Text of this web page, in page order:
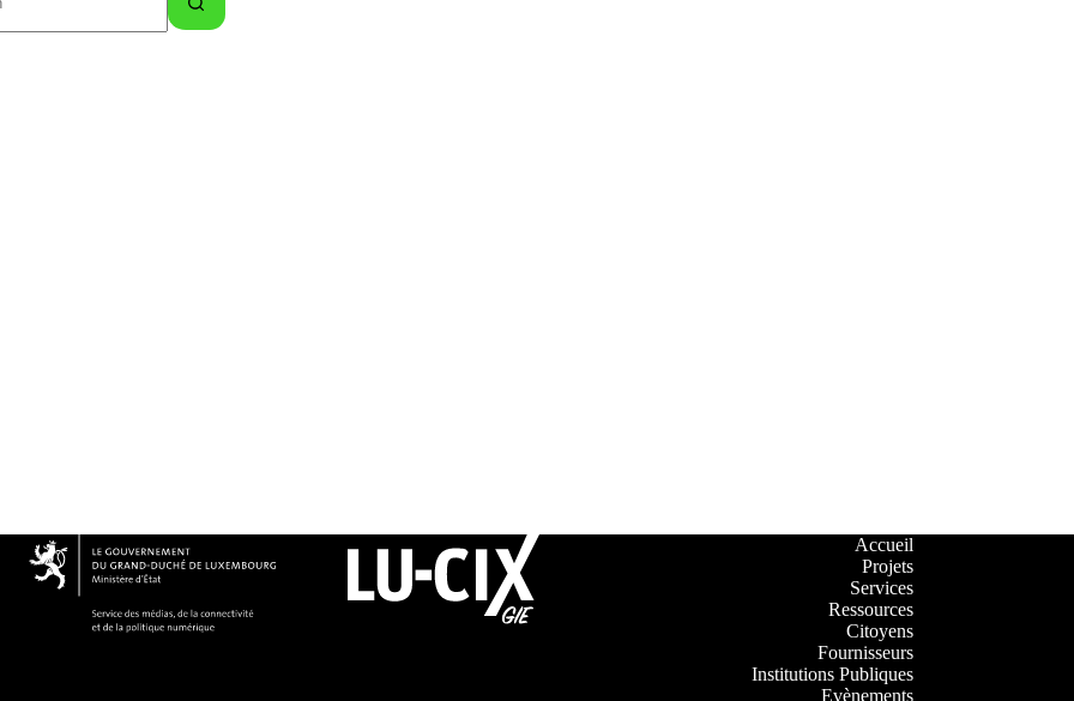
Accueil
Projets
Services
Ressources
Citoyens
Fournisseurs
Institutions Publiques
Evènements